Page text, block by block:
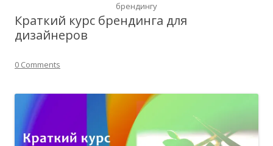
брендингу
Краткий курс брендинга для
дизайнеров
0 Comments